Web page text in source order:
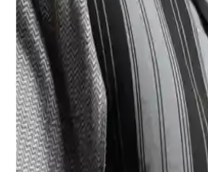
Yataş Bedding Malin ve
Nevresim Setleri
Yataş Bedding'in Malin ve Pamena
ve şık tasarımlarıyla öne çıkıyor. Her
desen ve özelliklerde farklılıklar
uygun seçenekler sunuyor.
Formeya Nevresim Takımları
ve Konfor Analizi